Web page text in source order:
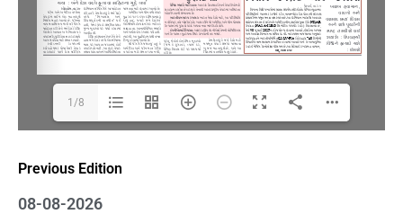
Previous Edition
08-08-2026
1/8